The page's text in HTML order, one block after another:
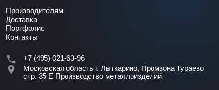
Производителям
Доставка
Портфолио
Контакты
+7 (495) 021-63-96
Московская область г. Лыткарино, Промзона Тураево
стр. 35 Е Производство металлоизделий